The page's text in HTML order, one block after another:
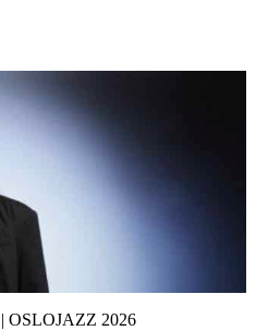
2026